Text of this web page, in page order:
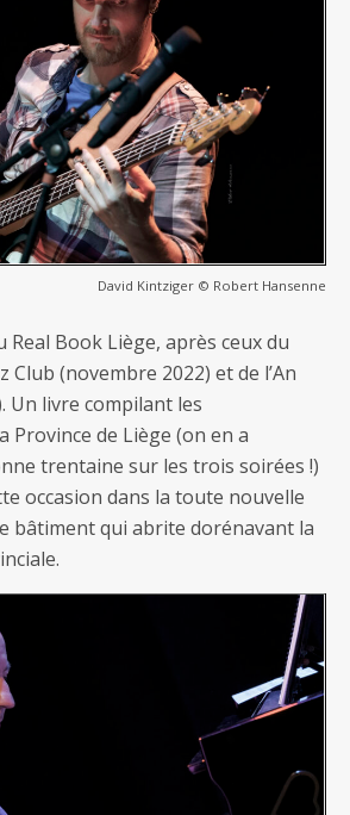
David Kintziger © Robert Hansenne
Real Book Liège, après ceux du
Club (novembre 2022) et de l’An
Un livre compilant les
Province de Liège (on en a
trentaine sur les trois soirées !)
occasion dans la toute nouvelle
bâtiment qui abrite dorénavant la